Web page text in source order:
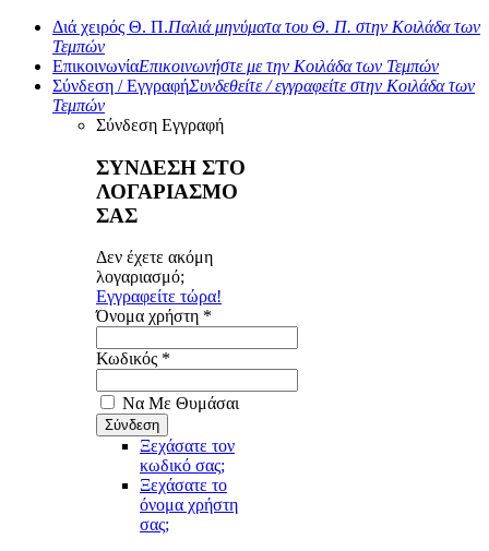
Διά χειρός Θ. Π.Παλιά μηνύματα του Θ. Π. στην Κοιλάδα των
Τεμπών
ΕπικοινωνίαΕπικοινωνήστε με την Κοιλάδα των Τεμπών
Σύνδεση / ΕγγραφήΣυνδεθείτε / εγγραφείτε στην Κοιλάδα των
Τεμπών
Σύνδεση Εγγραφή
ΣΥΝΔΕΣΗ ΣΤΟ
ΛΟΓΑΡΙΑΣΜΟ
ΣΑΣ
Δεν έχετε ακόμη
λογαριασμό;
Εγγραφείτε τώρα!
Όνομα χρήστη *
Κωδικός *
Να Με Θυμάσαι
Ξεχάσατε τον
κωδικό σας;
Ξεχάσατε το
όνομα χρήστη
σας;